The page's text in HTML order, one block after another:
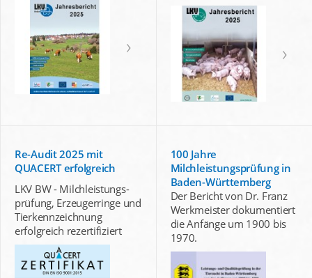
Re-Audit 2025 mit
QUACERT erfolgreich
LKV BW - Milchleistungs-
prüfung, Erzeugerringe und
Tierkennzeichnung
erfolgreich rezertifiziert
100 Jahre
Milchleistungsprüfung in
Baden-Württemberg
Der Bericht von Dr. Franz
Werkmeister dokumentiert
die Anfänge um 1900 bis
1970.